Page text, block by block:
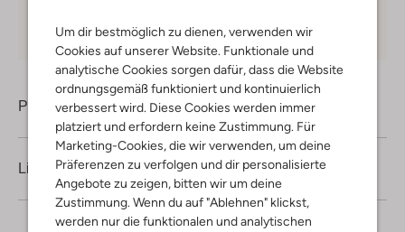
Um dir bestmöglich zu dienen, verwenden wir
Cookies auf unserer Website. Funktionale und
analytische Cookies sorgen dafür, dass die Website
ordnungsgemäß funktioniert und kontinuierlich
verbessert wird. Diese Cookies werden immer
platziert und erfordern keine Zustimmung. Für
Marketing-Cookies, die wir verwenden, um deine
Präferenzen zu verfolgen und dir personalisierte
Angebote zu zeigen, bitten wir um deine
Zustimmung. Wenn du auf "Ablehnen" klickst,
werden nur die funktionalen und analytischen
Produktinformation
Lieferung & Rückgabe